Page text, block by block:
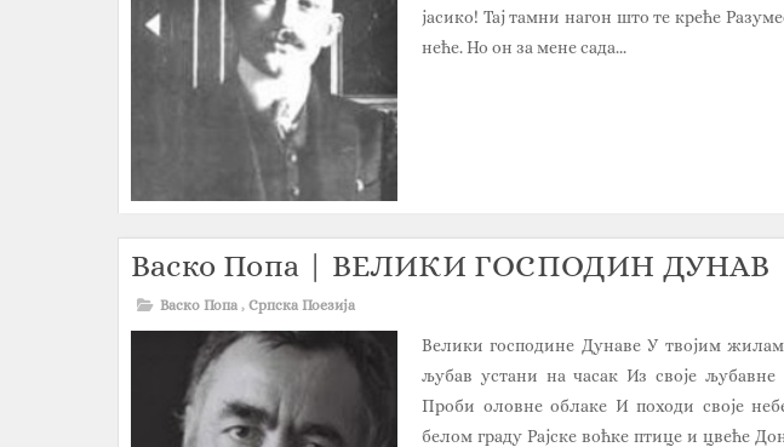
јасико! Тај тамни нагон што те креће
неће. Но он за мене сада...
Васко Попа | ВЕЛИКИ ГОСПОДИН ДУНАВ
Васко Попа , Српска Поезија
Велики господине Дунаве У твојим
љубав устани на часак Из своје љубавне
Проби оловне облаке И походи своје
белом граду Рајске воћке птице и цвеће